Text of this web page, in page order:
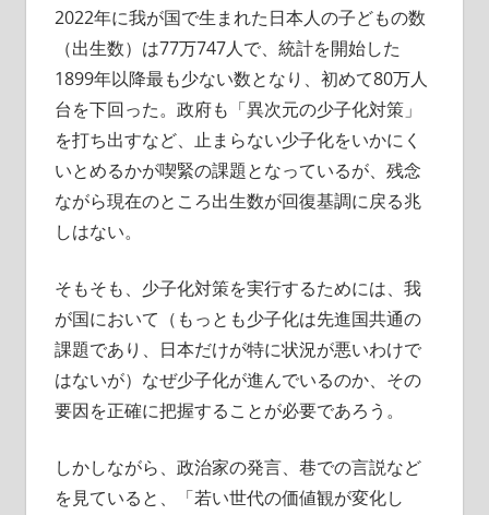
2022年に我が国で生まれた日本人の子どもの数
（出生数）は77万747人で、統計を開始した
1899年以降最も少ない数となり、初めて80万人
台を下回った。政府も「異次元の少子化対策」
を打ち出すなど、止まらない少子化をいかにく
いとめるかが喫緊の課題となっているが、残念
ながら現在のところ出生数が回復基調に戻る兆
しはない。
そもそも、少子化対策を実行するためには、我
が国において（もっとも少子化は先進国共通の
課題であり、日本だけが特に状況が悪いわけで
はないが）なぜ少子化が進んでいるのか、その
要因を正確に把握することが必要であろう。
しかしながら、政治家の発言、巷での言説など
を見ていると、「若い世代の価値観が変化し